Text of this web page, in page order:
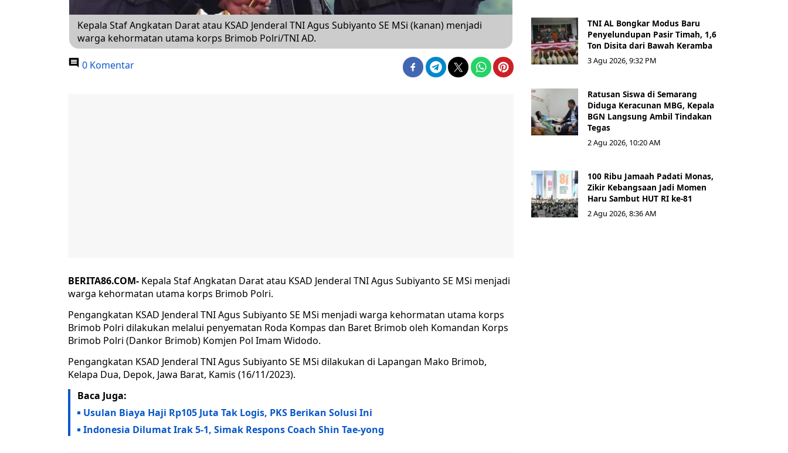
Kepala Staf Angkatan Darat atau KSAD Jenderal TNI Agus Subiyanto SE MSi (kanan) menjadi
warga kehormatan utama korps Brimob Polri/TNI AD.
0 Komentar
BERITA86.COM- Kepala Staf Angkatan Darat atau KSAD Jenderal TNI Agus Subiyanto SE MSi menjadi
warga kehormatan utama korps Brimob Polri.
Pengangkatan KSAD Jenderal TNI Agus Subiyanto SE MSi menjadi warga kehormatan utama korps
Brimob Polri dilakukan melalui penyematan Roda Kompas dan Baret Brimob oleh Komandan Korps
Brimob Polri (Dankor Brimob) Komjen Pol Imam Widodo.
Pengangkatan KSAD Jenderal TNI Agus Subiyanto SE MSi dilakukan di Lapangan Mako Brimob,
Kelapa Dua, Depok, Jawa Barat, Kamis (16/11/2023).
Baca Juga:
Usulan Biaya Haji Rp105 Juta Tak Logis, PKS Berikan Solusi Ini
Indonesia Dilumat Irak 5-1, Simak Respons Coach Shin Tae-yong
TNI AL Bongkar Modus Baru
Penyelundupan Pasir Timah, 1,6
Ton Disita dari Bawah Keramba
3 Agu 2026, 9:32 PM
Ratusan Siswa di Semarang
Diduga Keracunan MBG, Kepala
BGN Langsung Ambil Tindakan
Tegas
2 Agu 2026, 10:20 AM
100 Ribu Jamaah Padati Monas,
Zikir Kebangsaan Jadi Momen
Haru Sambut HUT RI ke-81
2 Agu 2026, 8:36 AM